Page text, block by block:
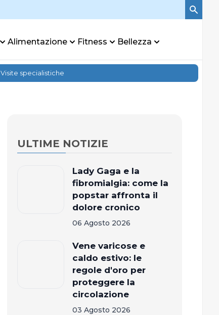
Alimentazione Fitness Bellezza
Visite specialistiche
ULTIME NOTIZIE
Lady Gaga e la
fibromialgia: come la
popstar affronta il
dolore cronico
06 Agosto 2026
Vene varicose e
caldo estivo: le
regole d'oro per
proteggere la
circolazione
03 Agosto 2026